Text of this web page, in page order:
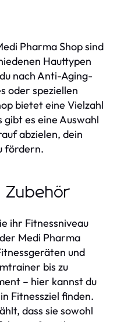
Pharma Shop sind
Hauttypen
nach Anti-Aging-
oder speziellen
bietet eine Vielzahl
es eine Auswahl
abzielen, dein
fördern.
Zubehör
ihr Fitnessniveau
Medi Pharma
und
bis zu
– hier kannst du
Fitnessziel finden.
dass sie sowohl